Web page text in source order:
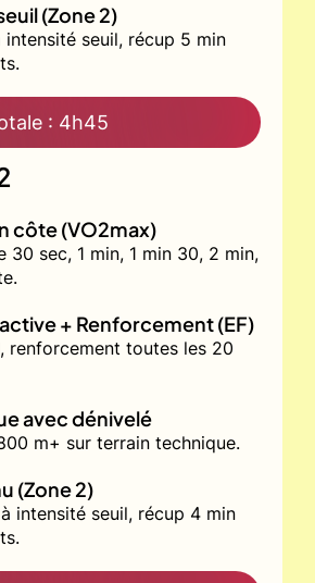
(Zone 2)
intensité seuil, récup 5 min
: 4h45
côte (VO2max)
30 sec, 1 min, 1 min 30, 2 min,
+ Renforcement (EF)
renforcement toutes les 20
avec dénivelé
m+ sur terrain technique.
(Zone 2)
intensité seuil, récup 4 min